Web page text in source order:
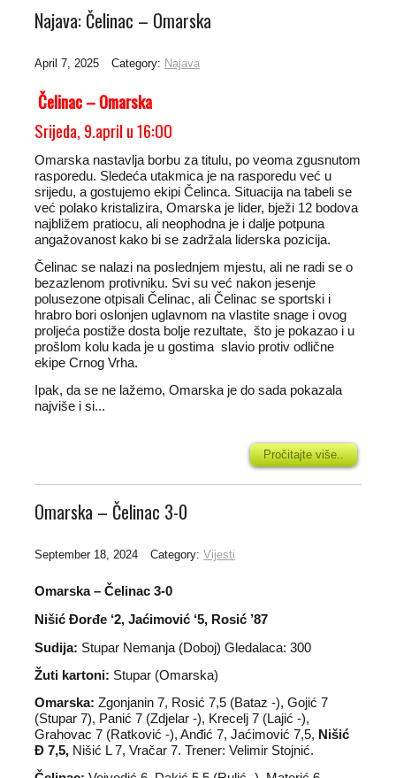
Najava: Čelinac – Omarska
April 7, 2025 Category: Najava
Čelinac – Omarska
Srijeda, 9.april u 16:00
Omarska nastavlja borbu za titulu, po veoma zgusnutom
rasporedu. Sledeća utakmica je na rasporedu već u
srijedu, a gostujemo ekipi Čelinca. Situacija na tabeli se
već polako kristalizira, Omarska je lider, bježi 12 bodova
najbližem pratiocu, ali neophodna je i dalje potpuna
angažovanost kako bi se zadržala liderska pozicija.
Čelinac se nalazi na poslednjem mjestu, ali ne radi se o
bezazlenom protivniku. Svi su već nakon jesenje
polusezone otpisali Čelinac, ali Čelinac se sportski i
hrabro bori oslonjen uglavnom na vlastite snage i ovog
proljeća postiže dosta bolje rezultate, što je pokazao i u
prošlom kolu kada je u gostima slavio protiv odlične
ekipe Crnog Vrha.
Ipak, da se ne lažemo, Omarska je do sada pokazala
najviše i si...
Pročitajte više..
Omarska – Čelinac 3-0
September 18, 2024 Category: Vijesti
Omarska – Čelinac 3-0
Nišić Đorđe ‘2, Jaćimović ‘5, Rosić ’87
Sudija: Stupar Nemanja (Doboj) Gledalaca: 300
Žuti kartoni: Stupar (Omarska)
Omarska: Zgonjanin 7, Rosić 7,5 (Bataz -), Gojić 7
(Stupar 7), Panić 7 (Zdjelar -), Krecelj 7 (Lajić -),
Grahovac 7 (Ratković -), Anđić 7, Jaćimović 7,5, Nišić
Đ 7,5,Nišić L 7, Vračar 7. Trener: Velimir Stojnić.